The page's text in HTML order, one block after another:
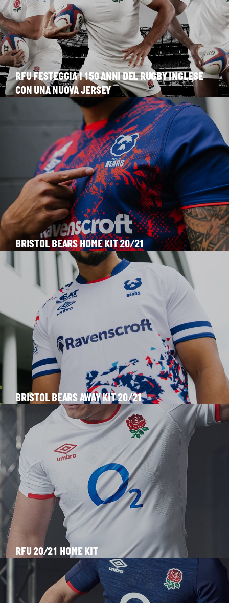
RFU FESTEGGIA I 150 ANNI DEL RUGBY INGLESE
CON UNA NUOVA JERSEY
BRISTOL BEARS HOME KIT 20/21
BRISTOL BEARS AWAY KIT 20/21
RFU 20/21 HOME KIT